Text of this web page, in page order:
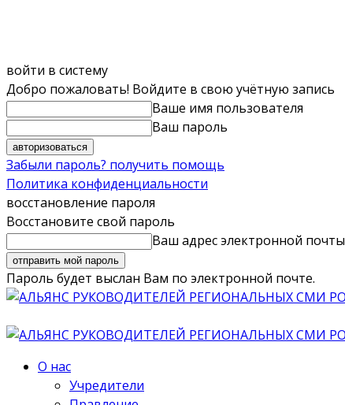
войти в систему
Добро пожаловать! Войдите в свою учётную запись
Ваше имя пользователя
Ваш пароль
Забыли пароль? получить помощь
Политика конфиденциальности
восстановление пароля
Восстановите свой пароль
Ваш адрес электронной почты
Пароль будет выслан Вам по электронной почте.
О нас
Учредители